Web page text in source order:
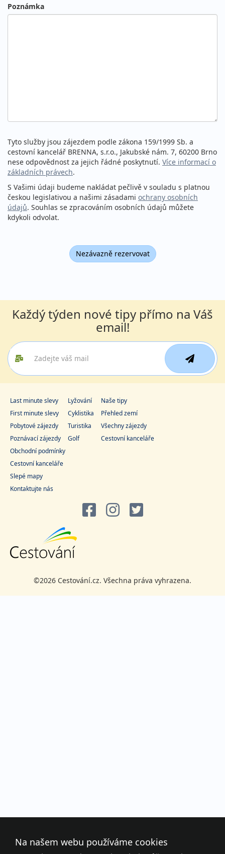
Poznámka
Tyto služby jsou zájezdem podle zákona 159/1999 Sb. a
cestovní kancelář BRENNA, s.r.o., Jakubské nám. 7, 60200 Brno
nese odpovědnost za jejich řádné poskytnutí. Více informací o
základních právech.
S Vašimi údaji budeme nakládat pečlivě v souladu s platnou
českou legislativou a našimi zásadami ochrany osobních
údajů. Souhlas se zpracováním osobních údajů můžete
kdykoli odvolat.
Nezávazně rezervovat
Každý týden nové tipy přímo na Váš
email!
Last minute slevy
First minute slevy
Pobytové zájezdy
Poznávací zájezdy
Lyžování
Cyklistika
Turistika
Golf
Naše tipy
Přehled zemí
Všechny zájezdy
Cestovní kanceláře
Obchodní podmínky
Cestovní kanceláře
Slepé mapy
Kontaktujte nás
©2026 Cestování.cz. Všechna práva vyhrazena.
Na našem webu používáme cookies